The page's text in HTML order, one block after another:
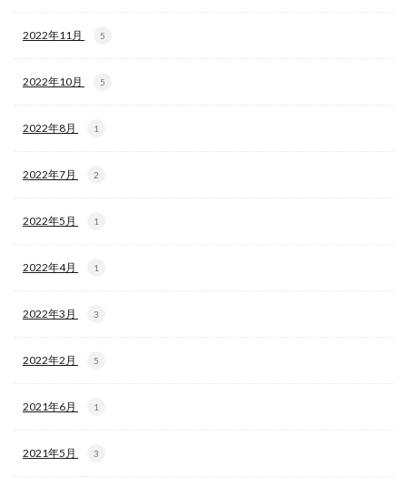
2022年11月 5
2022年10月 5
2022年8月 1
2022年7月 2
2022年5月 1
2022年4月 1
2022年3月 3
2022年2月 5
2021年6月 1
2021年5月 3